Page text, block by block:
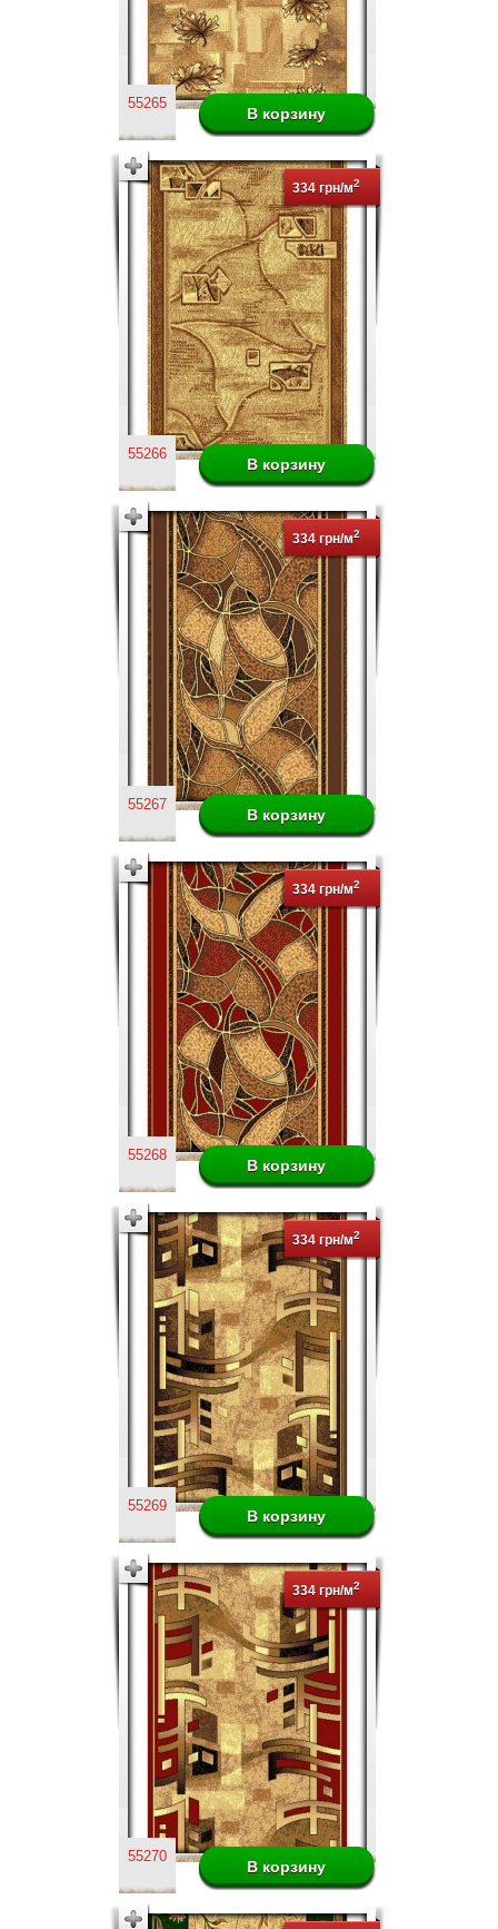
55265
334 грн/м2
55266
334 грн/м2
55267
334 грн/м2
55268
334 грн/м2
55269
334 грн/м2
55270